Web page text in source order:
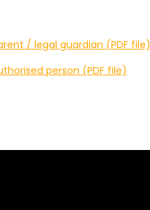
/ legal guardian (PDF file)
person (PDF file)